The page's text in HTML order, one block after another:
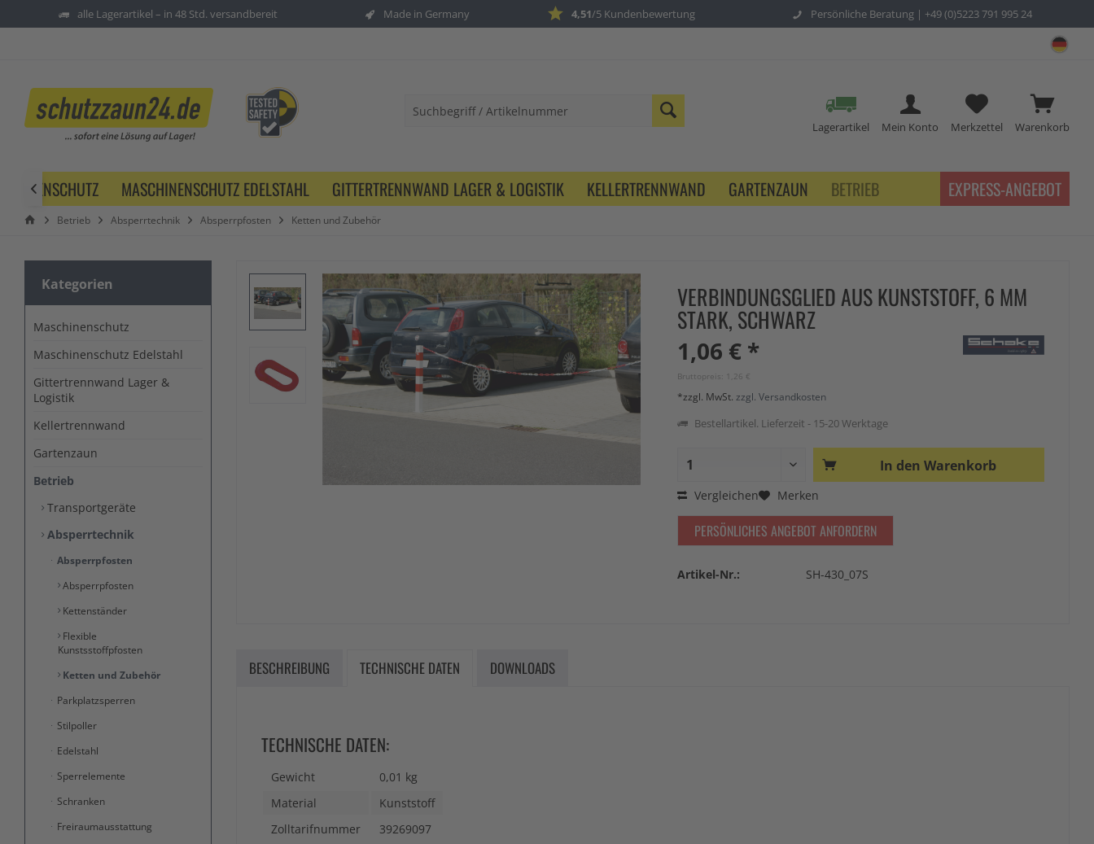
alle Lagerartikel – in 48 Std. versandbereit Made in Germany 4,51/5 Kundenbewertung Persönliche Beratung | +49 (0)5223 791 995 24
Warenkorb
Merkzettel
Mein Konto
Lagerartikel
MASCHINENSCHUTZ EDELSTAHL GITTERTRENNWAND LAGER & LOGISTIK KELLERTRENNWAND GARTENZAUN BETRIEB
 EXPRESS-ANGEBOT
Betrieb Absperrtechnik Absperrpfosten Ketten und Zubehör
Kategorien
Maschinenschutz
Maschinenschutz Edelstahl
Gittertrennwand Lager &
Logistik
Kellertrennwand
Gartenzaun
Betrieb
Transportgeräte
Absperrtechnik
Absperrpfosten
Absperrpfosten
Kettenständer
Flexible
Kunstsstoffpfosten
Ketten und Zubehör
Parkplatzsperren
Stilpoller
Edelstahl
Sperrelemente
Schranken
Freiraumausstattung
VERBINDUNGSGLIED AUS KUNSTSTOFF, 6 MM
STARK, SCHWARZ
1,06 € *
Bruttopreis: 1,26 €
*zzgl. MwSt. zzgl. Versandkosten
Bestellartikel. Lieferzeit - 15-20 Werktage
In den Warenkorb
Vergleichen Merken
PERSÖNLICHES ANGEBOT ANFORDERN
Artikel-Nr.: SH-430_07S
BESCHREIBUNG TECHNISCHE DATEN DOWNLOADS
TECHNISCHE DATEN:
Gewicht
0,01 kg
Material
Kunststoff
Zolltarifnummer
39269097